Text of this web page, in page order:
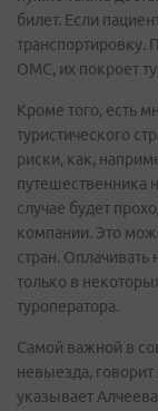
билет. Если
ОМС, их покроет
Кроме того, есть
туристического
риски, как,
путешественника
случае будет
компании. Это
стран. Оплачивать
только в
туроператора.
Самой важной в
невыезда, говорит
указывает